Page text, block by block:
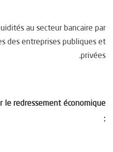
au secteur bancaire par
des entreprises publiques et
privées.
le redressement économique
: